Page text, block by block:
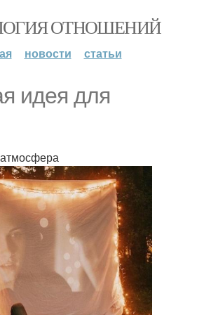
ОТНОШЕНИЙ
новости статьи
идея для